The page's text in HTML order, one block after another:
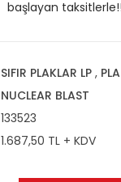
başlayan
SIFIR PLAKLAR LP ,
NUCLEAR BLAST
133523
1.687,50 TL + KDV